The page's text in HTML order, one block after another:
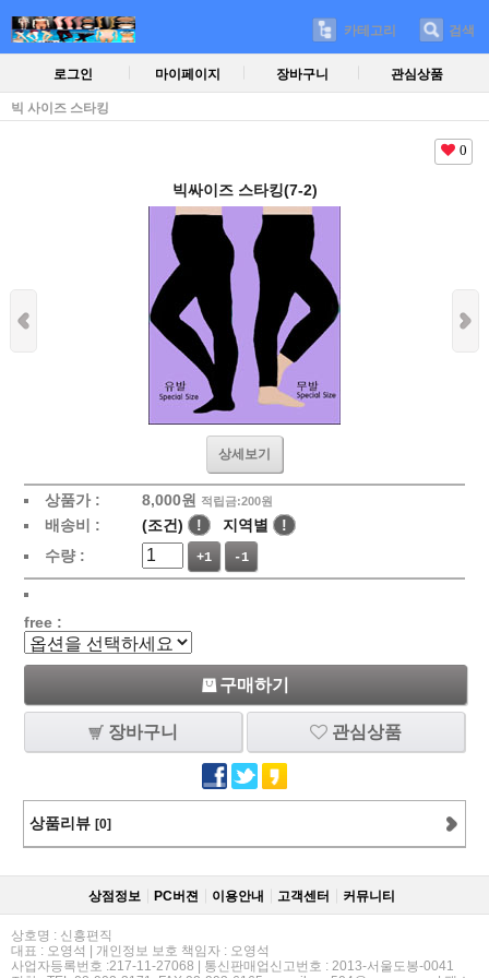
카테고리 검색
로그인 마이페이지 장바구니 관심상품
빅 사이즈 스타킹
0
빅싸이즈 스타킹(7-2)
상세보기
상품가 : 8,000원 적립금:200원
배송비 : (조건) ! 지역별
!
수량 :
+1 -1
free :
구매하기
장바구니 관심상품
상품리뷰 [0]
상점정보 PC버젼 이용안내 고객센터 커뮤니티
상호명 : 신흥편직
대표 : 오영석 | 개인정보 보호 책임자 : 오영석
사업자등록번호 :217-11-27068 | 통신판매업신고번호 : 2013-서울도봉-0041